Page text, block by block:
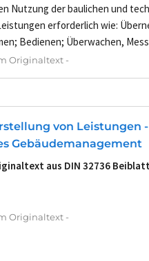
Nutzung der baulichen und
erforderlich wie:
Bedienen; Überwachen,
Originaltext -
von Leistungen -
Gebäudemanagement
aus DIN 32736
Originaltext -